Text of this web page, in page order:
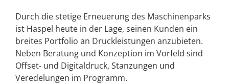
Durch die stetige Erneuerung des Maschinenparks
ist Haspel heute in der Lage, seinen Kunden ein
breites Portfolio an Druckleistungen anzubieten.
Neben Beratung und Konzeption im Vorfeld sind
Offset- und Digitaldruck, Stanzungen und
Veredelungen im Programm.